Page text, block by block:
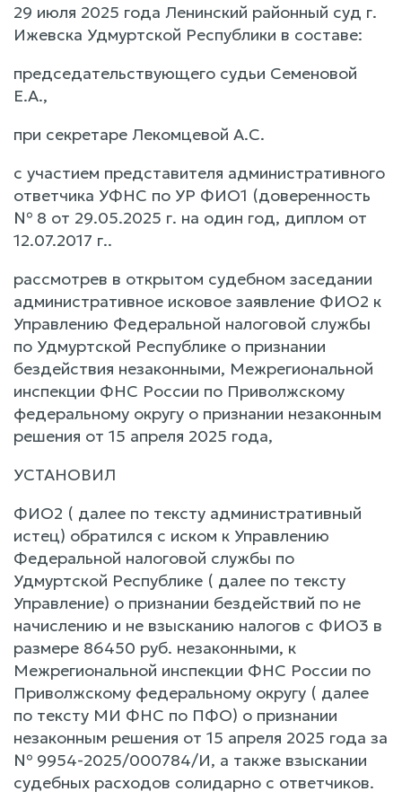
29 июля 2025 года Ленинский районный суд г.
Ижевска Удмуртской Республики в составе:
председательствующего судьи Семеновой
Е.А.,
при секретаре Лекомцевой А.С.
с участием представителя административного
ответчика УФНС по УР ФИО1 (доверенность
№ 8 от 29.05.2025 г. на один год, диплом от
12.07.2017 г..
рассмотрев в открытом судебном заседании
административное исковое заявление ФИО2 к
Управлению Федеральной налоговой службы
по Удмуртской Республике о признании
бездействия незаконными, Межрегиональной
инспекции ФНС России по Приволжскому
федеральному округу о признании незаконным
решения от 15 апреля 2025 года,
УСТАНОВИЛ
ФИО2 ( далее по тексту административный
истец) обратился с иском к Управлению
Федеральной налоговой службы по
Удмуртской Республике ( далее по тексту
Управление) о признании бездействий по не
начислению и не взысканию налогов с ФИО3 в
размере 86450 руб. незаконными, к
Межрегиональной инспекции ФНС России по
Приволжскому федеральному округу ( далее
по тексту МИ ФНС по ПФО) о признании
незаконным решения от 15 апреля 2025 года за
№ 9954-2025/000784/И, а также взыскании
судебных расходов солидарно с ответчиков.